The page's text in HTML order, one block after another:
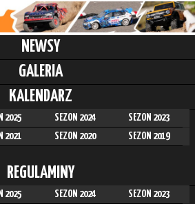
NEWSY
GALERIA
KALENDARZ
2025 SEZON 2024
SEZON 2023
2021 SEZON 2020
SEZON 2019
REGULAMINY
2025 SEZON 2024
SEZON 2023